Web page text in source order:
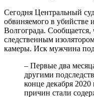
Сегодня Центральный
обвиняемого в убийстве
Волгограда.
следственным
камеры. Иск мужчина
– Первые два
другими
конце декабря 2020
причин стали